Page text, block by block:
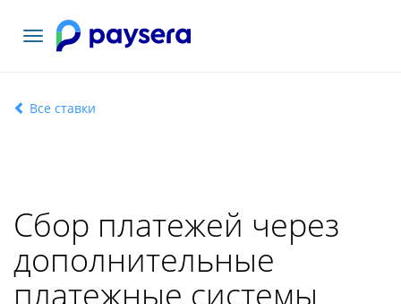
Toggle
navigation
Все ставки
Сбор платежей через
дополнительные
платежные системы